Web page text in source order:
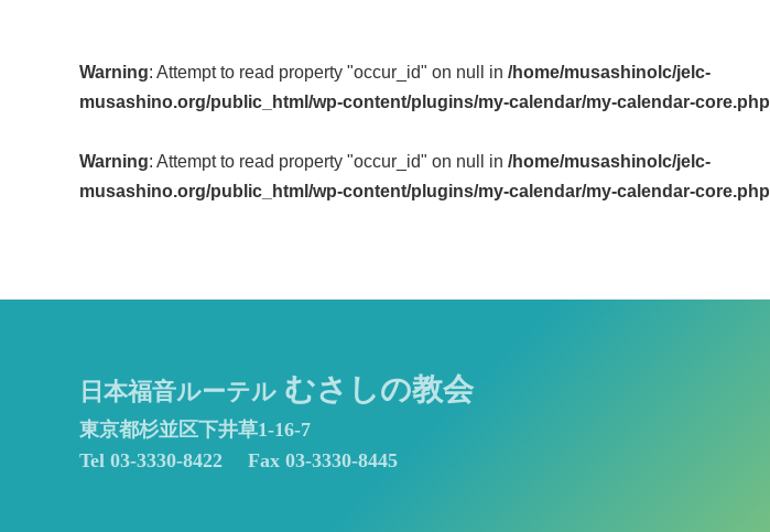
navigation
Warning: Attempt to read property "occur_id" on null in /home/musashinolc/jelc-
musashino.org/public_html/wp-content/plugins/my-calendar/my-calendar-core.php
Warning: Attempt to read property "occur_id" on null in /home/musashinolc/jelc-
musashino.org/public_html/wp-content/plugins/my-calendar/my-calendar-core.php
日本福音ルーテル むさしの教会
東京都杉並区下井草1-16-7
Tel 03-3330-8422
Fax 03-3330-8445